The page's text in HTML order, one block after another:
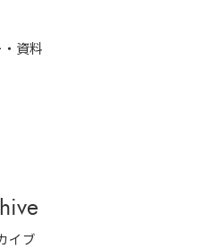
資料
イブ